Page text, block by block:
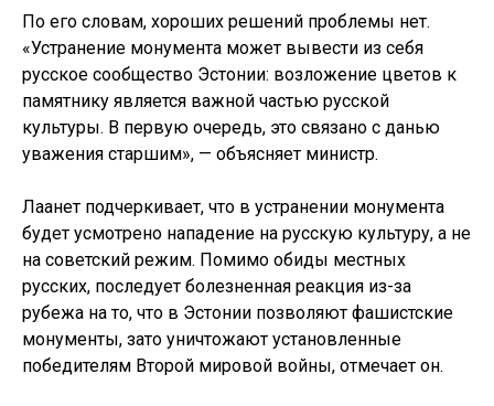
По его словам, хороших решений проблемы нет.
«Устранение монумента может вывести из себя
русское сообщество Эстонии: возложение цветов к
памятнику является важной частью русской
культуры. В первую очередь, это связано с данью
уважения старшим», — объясняет министр.
Лаанет подчеркивает, что в устранении монумента
будет усмотрено нападение на русскую культуру, а не
на советский режим. Помимо обиды местных
русских, последует болезненная реакция из-за
рубежа на то, что в Эстонии позволяют фашистские
монументы, зато уничтожают установленные
победителям Второй мировой войны, отмечает он.